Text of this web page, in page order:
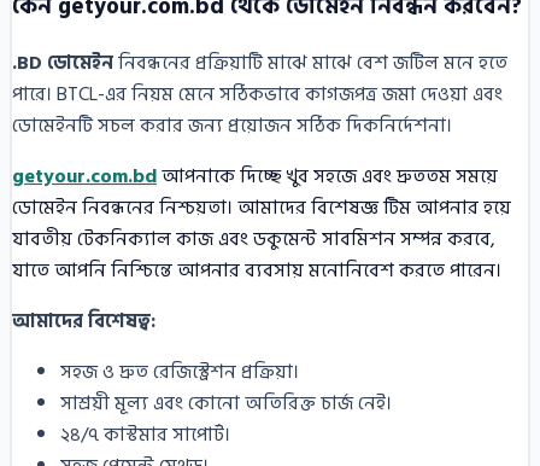
.BD ডোমেইননিবন্ধনের প্রক্রিয়াটি মাঝে মাঝে বেশ জটিল মনে হতে
পারে। BTCL-এর নিয়ম মেনে সঠিকভাবে কাগজপত্র জমা দেওয়া এবং
ডোমেইনটি সচল করার জন্য প্রয়োজন সঠিক দিকনির্দেশনা।
getyour.com.bdআপনাকে দিচ্ছে খুব সহজে এবং দ্রুততম সময়ে
ডোমেইন নিবন্ধনের নিশ্চয়তা। আমাদের বিশেষজ্ঞ টিম আপনার হয়ে
যাবতীয় টেকনিক্যাল কাজ এবং ডকুমেন্ট সাবমিশন সম্পন্ন করবে,
যাতে আপনি নিশ্চিন্তে আপনার ব্যবসায় মনোনিবেশ করতে পারেন।
আমাদের বিশেষত্ব:
সহজ ও দ্রুত রেজিস্ট্রেশন প্রক্রিয়া।
সাশ্রয়ী মূল্য এবং কোনো অতিরিক্ত চার্জ নেই।
২৪/৭ কাস্টমার সাপোর্ট।